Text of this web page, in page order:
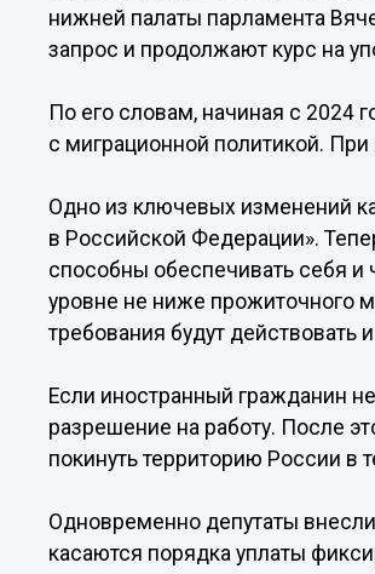
нижней палаты парламента
запрос и продолжают курс на
По его словам, начиная с 2024
с миграционной политикой. При
Одно из ключевых изменений
в Российской Федерации».
способны обеспечивать себя
уровне не ниже прожиточного
требования будут действовать
Если иностранный гражданин
разрешение на работу. После
покинуть территорию России в
Одновременно депутаты
касаются порядка уплаты